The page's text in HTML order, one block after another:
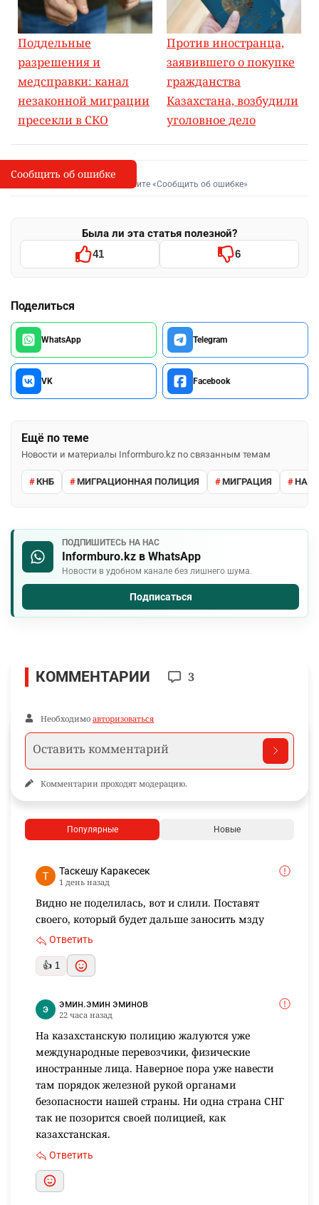
Поддельные
разрешения и
медсправки: канал
незаконной миграции
пресекли в СКО
Против иностранца,
заявившего о покупке
гражданства
Казахстана, возбудили
уголовное дело
I
Сообщить об опечатке
Выделите фрагмент и нажмите «Сообщить об ошибке»
Была ли эта статья полезной?
41 6
Поделиться
WhatsApp Telegram
VK Facebook
Ещё по теме
Новости и материалы Informburo.kz по связанным темам
КНБ МИГРАЦИОННАЯ ПОЛИЦИЯ МИГРАЦИЯ
ПОДПИШИТЕСЬ НА НАС
Informburo.kz в WhatsApp
Новости в удобном канале без лишнего шума.
Подписаться
Сообщить об ошибке
КОММЕНТАРИИ 3
Необходимо авторизоваться
Комментарии проходят модерацию.
Популярные Новые
Таскешу Каракесек
1 день назад
Видно не поделилась, вот и слили. Поставят
своего, который будет дальше заносить мзду
Ответить
👍 1
эмин.эмин эминов
22 часа назад
На казахстанскую полицию жалуются уже
международные перевозчики, физические
иностранные лица. Наверное пора уже навести
там порядок железной рукой органами
безопасности нашей страны. Ни одна страна СНГ
так не позорится своей полицией, как
казахстанская.
Ответить